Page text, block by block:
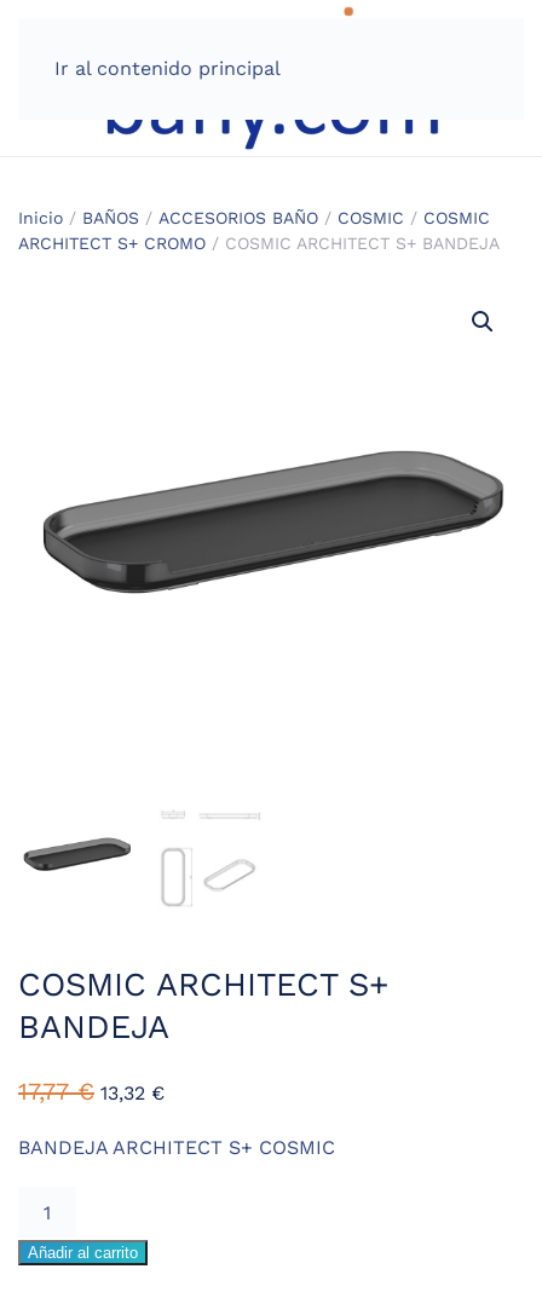
Ir al contenido principal
Inicio / BAÑOS / ACCESORIOS BAÑO / COSMIC / COSMIC
ARCHITECT S+ CROMO / COSMIC ARCHITECT S+ BANDEJA
COSMIC ARCHITECT S+
BANDEJA
17,77€ El
original
13,32 €El
actual
BANDEJA ARCHITECT S+ COSMIC
S+Añadir al carrito